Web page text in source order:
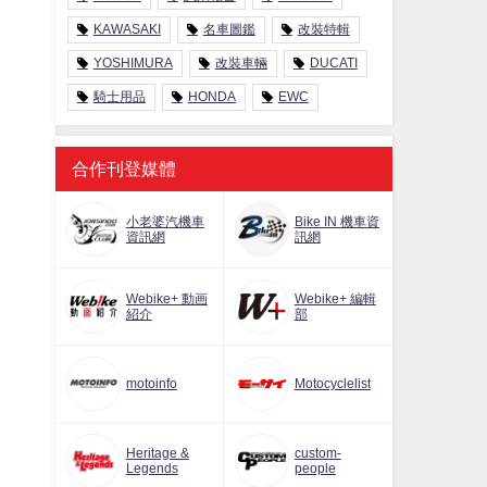
KAWASAKI 名車圖鑑 改裝特輯
YOSHIMURA 改裝車輛 DUCATI
騎士用品 HONDA EWC
合作刊登媒體
小老婆汽機車
資訊網
Bike IN 機車資
訊網
Webike+ 動画
紹介
Webike+ 編輯
部
motoinfo Motocyclelist
Heritage &
Legends
custom-
people